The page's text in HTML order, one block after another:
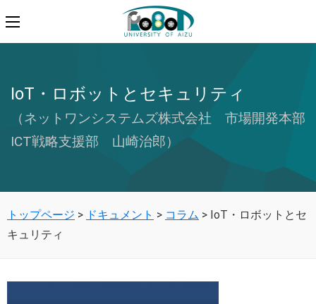
IoT・ロボットとセキュリティ
（ネットワンシステムズ株式会社 市場開発本部
ICT戦略支援部 山崎治郎）
トップページ > ドキュメント > コラム > IoT・ロボットとセ
キュリティ